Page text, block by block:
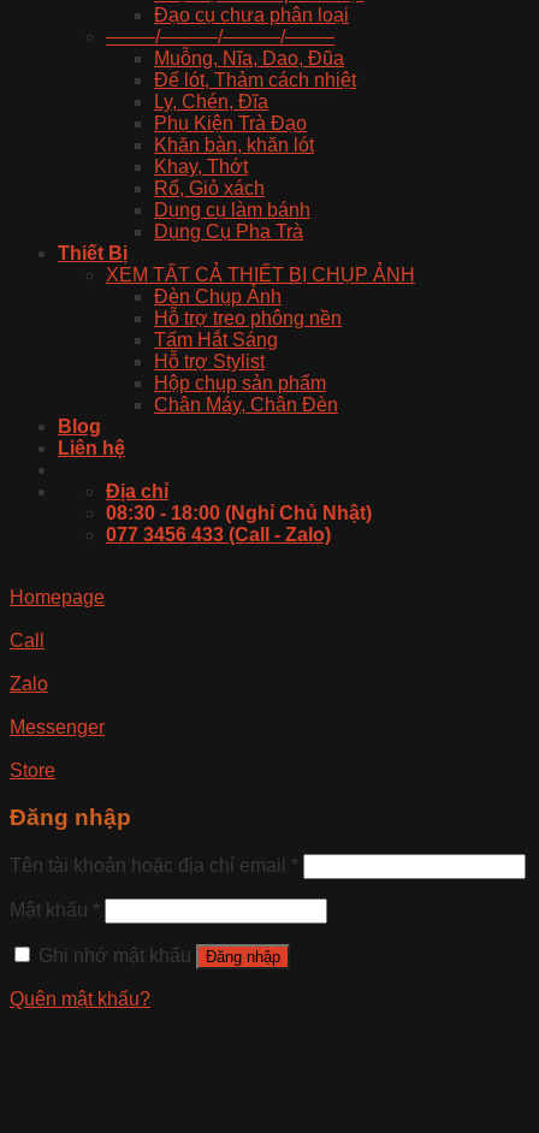
Đạo cụ chưa phân loại
——–/———/———/——–
Muỗng, Nĩa, Dao, Đũa
Đế lót, Thảm cách nhiệt
Ly, Chén, Đĩa
Phụ Kiện Trà Đạo
Khăn bàn, khăn lót
Khay, Thớt
Rổ, Giỏ xách
Dụng cụ làm bánh
Dụng Cụ Pha Trà
Thiết Bị
XEM TẤT CẢ THIẾT BỊ CHỤP ẢNH
Đèn Chụp Ảnh
Hỗ trợ treo phông nền
Tấm Hắt Sáng
Hỗ trợ Stylist
Hộp chụp sản phẩm
Chân Máy, Chân Đèn
Blog
Liên hệ
Địa chỉ
08:30 - 18:00 (Nghỉ Chủ Nhật)
077 3456 433 (Call - Zalo)
Homepage
Call
Zalo
Messenger
Store
Đăng nhập
Tên tài khoản hoặc địa chỉ email *
Mật khẩu *
Ghi nhớ mật khẩu Đăng nhập
Quên mật khẩu?